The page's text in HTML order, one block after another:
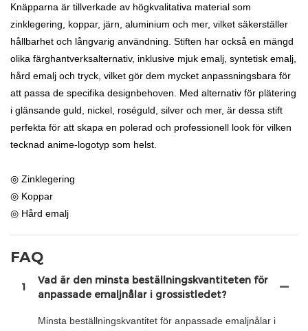
Knäpparna är tillverkade av högkvalitativa material som
zinklegering, koppar, järn, aluminium och mer, vilket säkerställer
hållbarhet och långvarig användning. Stiften har också en mängd
olika färghantverksalternativ, inklusive mjuk emalj, syntetisk emalj,
hård emalj och tryck, vilket gör dem mycket anpassningsbara för
att passa de specifika designbehoven. Med alternativ för plätering
i glänsande guld, nickel, roséguld, silver och mer, är dessa stift
perfekta för att skapa en polerad och professionell look för vilken
tecknad anime-logotyp som helst.
◎ Zinklegering
◎ Koppar
◎ Hård emalj
FAQ
1
Vad är den minsta beställningskvantiteten för
anpassade emaljnålar i grossistledet?
Minsta beställningskvantitet för anpassade emaljnålar i